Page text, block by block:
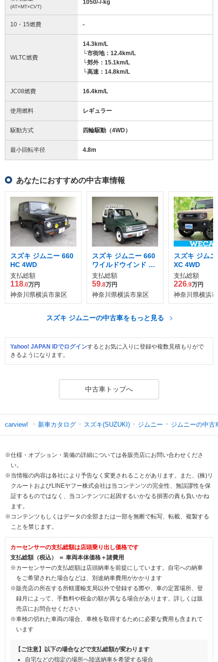
(AT×MT×CVT)
1050/-/-kg
10・15燃費 -
WLTC燃費
14.3km/L
└市街地：12.4km/L
└郊外：15.1km/L
└高速：14.8km/L
JC08燃費 16.4km/L
使用燃料 レギュラー
駆動方式 四輪駆動（4WD）
最小回転半径 4.8m
あなたにおすすめの中古車情報
スズキ ジムニー 660
HC 4WD
支払総額
118.0万円
神奈川県横浜市泉区
スズキ ジムニー 660
ワイルドウインド リ
ミテッド 4WD
支払総額
59.8万円
神奈川県横浜市泉区
スズキ ジム
XC 4WD
支払総額
226.9万円
神奈川県横浜
スズキ ジムニーの中古車をもっと見る
Yahoo! JAPAN IDでログインするとお気に入りに登録や複数見積もりがで
きるようになります。
中古車トップへ
carview! 新車カタログ スズキ(SUZUKI) ジムニー ジムニーの中古
※仕様・オプション・装備の詳細については各販売店にお問い合わせくださ
い。
※当情報の内容は各社により予告なく変更されることがあります。また、(株)リ
クルートおよびLINEヤフー株式会社は当コンテンツの完全性、無誤謬性を保
証するものではなく、当コンテンツに起因するいかなる損害の責も負いかね
ます。
※コンテンツもしくはデータの全部または一部を無断で転写、転載、複製する
ことを禁じます。
カーセンサーの支払総額は店頭乗り出し価格です
支払総額（税込） ＝ 車両本体価格＋諸費用
※カーセンサーの支払総額は店頭納車を前提にしています。自宅への納車
をご希望された場合などは、別途納車費用がかかります
※販売店の所在する所轄運輸支局以外で登録する際や、車の定置場所、登
録月によって、手数料や税金の額が異なる場合があります。詳しくは販
売店にお問合せください
※車検の切れた車両の場合、車検を取得するために必要な費用も含まれて
います
【ご注意】以下の場合などで支払総額が変わります
自宅などの指定の場所へ陸送納車を希望する場合